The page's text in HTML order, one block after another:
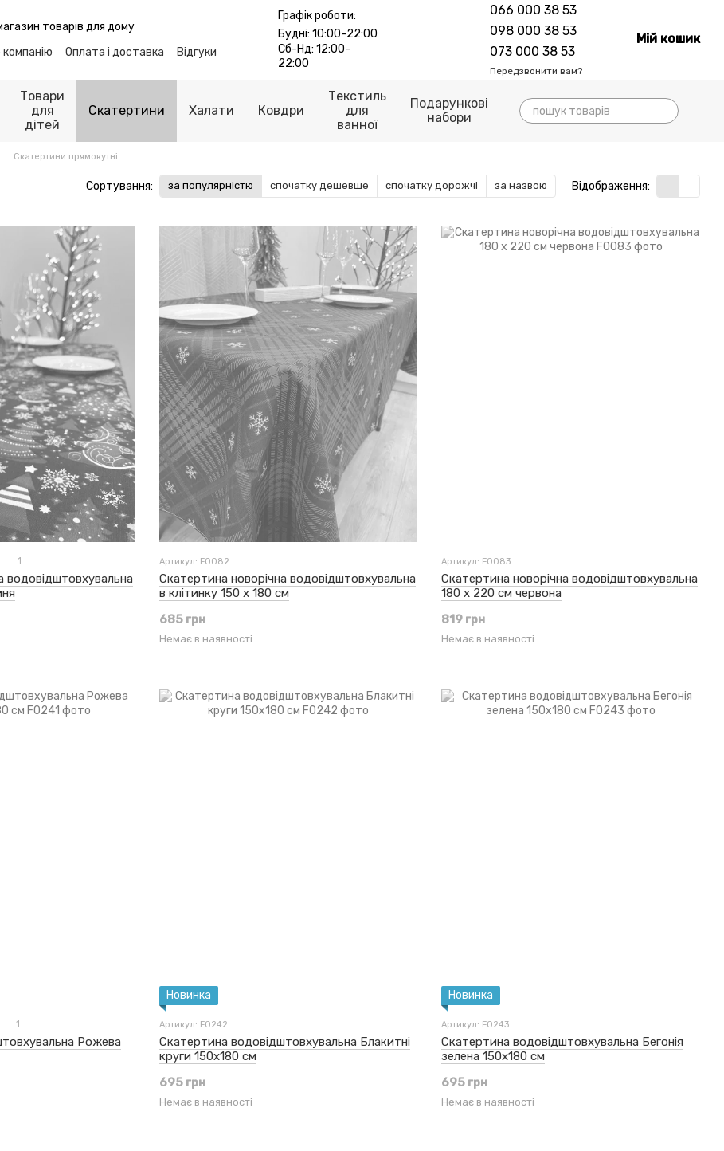
товарів для дому
компанію Оплата і доставка
Відгуки
Графік роботи:
Будні: 10:00–22:00
Сб-Нд: 12:00–
22:00
066 000 38 53
098 000 38 53
073 000 38 53
Передзвонити вам?
Мій кошик
Товари
для
дітей
Скатертини Халати Ковдри
Текстиль
для
ванної
Подарункові
набори
Скатертини прямокутні
Сортування: за популярністю спочатку дешевше спочатку дорожчі за назвою Відображення:
1
водовідштовхувальна
Артикул: F0082
Скатертина новорічна водовідштовхувальна
в клітинку 150 x 180 см
685 грн
Немає в наявності
Артикул: F0083
Скатертина новорічна водовідштовхувальна
180 x 220 см червона
819 грн
Немає в наявності
1
Рожева
Новинка
Артикул: F0242
Скатертина водовідштовхувальна Блакитні
круги 150x180 см
695 грн
Немає в наявності
Новинка
Артикул: F0243
Скатертина водовідштовхувальна Бегонія
зелена 150x180 см
695 грн
Немає в наявності